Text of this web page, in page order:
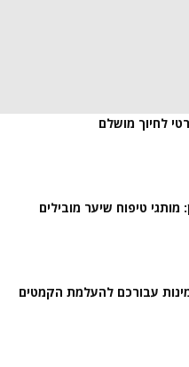
לחיוך מושלם
מותגי טיפוח שיער מובילים
עבורכם להעלמת הקמטים